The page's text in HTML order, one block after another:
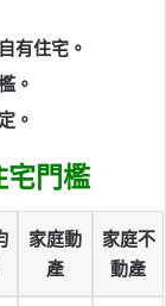
有住宅。
。
。
門檻
家庭動
產
家庭不
動產